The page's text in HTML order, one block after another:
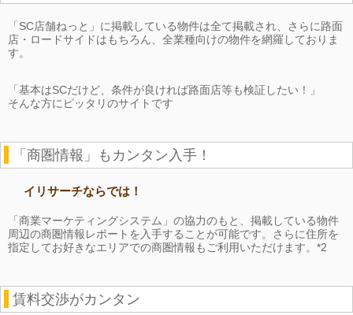
「SC店舗ねっと」に掲載している物件は全て掲載され、さらに路面
店・ロードサイドはもちろん、全業種向けの物件を網羅しておりま
す。
「基本はSCだけど、条件が良ければ路面店等も検証したい！」
そんな方にピッタリのサイトです
「商圏情報」もカンタン入手！
イリサーチならでは！
「商業マーケティングシステム」の協力のもと、掲載している物件
周辺の商圏情報レポートを入手することが可能です。さらに住所を
指定してお好きなエリアでの商圏情報もご利用いただけます。*2
賃料交渉がカンタン